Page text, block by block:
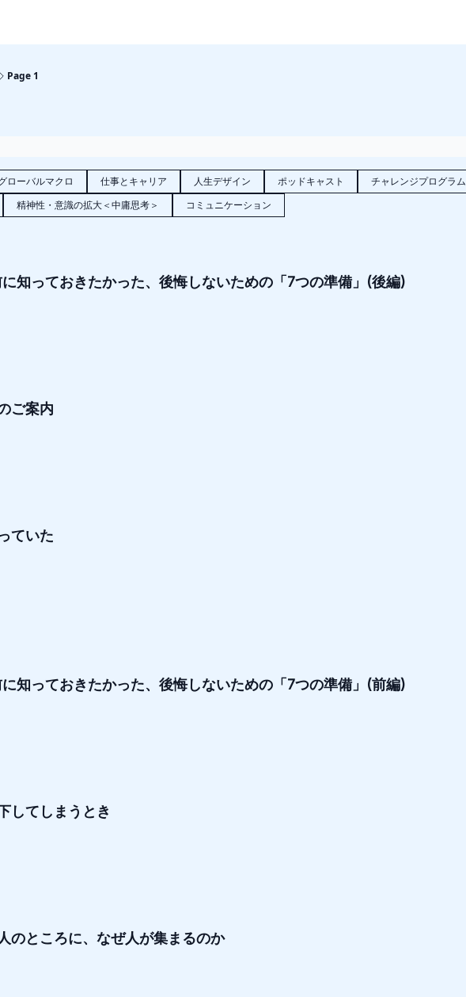
Page 1
ローバルマクロ 仕事とキャリア 人生デザイン ポッドキャスト チャレンジプログラム
精神性・意識の拡大＜中庸思考＞ コミュニケーション
知っておきたかった、後悔しないための「7つの準備」(後編)
ご案内
ていた
知っておきたかった、後悔しないための「7つの準備」(前編)
してしまうとき
のところに、なぜ人が集まるのか